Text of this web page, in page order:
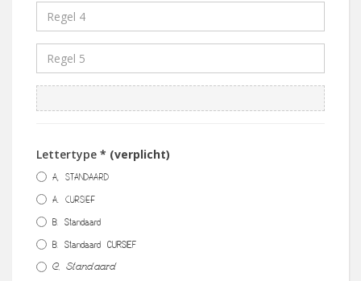
Lettertype * (verplicht)
A, STANDAARD
A. CURSIEF
B. Standaard
B. Standaard CURSIEF
C. Standaard